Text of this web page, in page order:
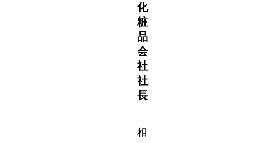
化
粧
品
会
社
社
長
相